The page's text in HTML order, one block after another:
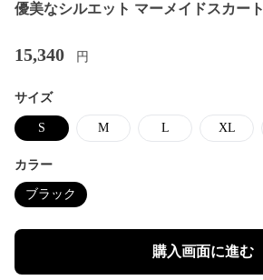
優美なシルエット マーメイドスカート
15,340 円
サイズ
S M L XL
カラー
ブラック
購入画面に進む